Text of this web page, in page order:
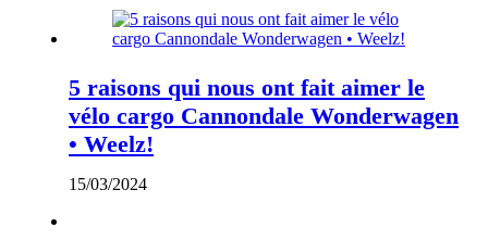
5 raisons qui nous ont fait aimer le
vélo cargo Cannondale Wonderwagen
• Weelz!
15/03/2024